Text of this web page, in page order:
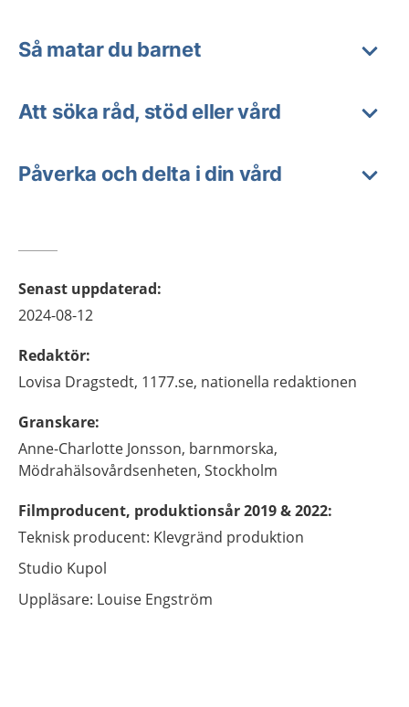
Så matar du barnet
Att söka råd, stöd eller vård
Påverka och delta i din vård
Senast uppdaterad:
2024-08-12
Redaktör:
Lovisa Dragstedt, 1177.se, nationella redaktionen
Granskare:
Anne-Charlotte Jonsson, barnmorska,
Mödrahälsovårdsenheten, Stockholm
Filmproducent, produktionsår 2019 & 2022:
Teknisk producent: Klevgränd produktion
Studio Kupol
Uppläsare: Louise Engström